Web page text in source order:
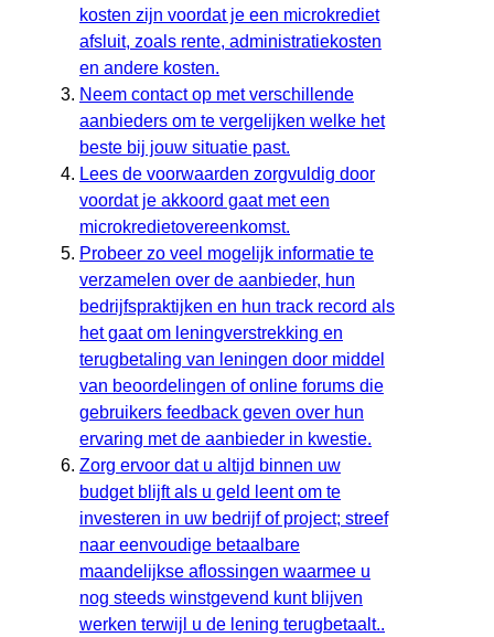
kosten zijn voordat je een microkrediet
afsluit, zoals rente, administratiekosten
en andere kosten.
Neem contact op met verschillende
aanbieders om te vergelijken welke het
beste bij jouw situatie past.
Lees de voorwaarden zorgvuldig door
voordat je akkoord gaat met een
microkredietovereenkomst.
Probeer zo veel mogelijk informatie te
verzamelen over de aanbieder, hun
bedrijfspraktijken en hun track record als
het gaat om leningverstrekking en
terugbetaling van leningen door middel
van beoordelingen of online forums die
gebruikers feedback geven over hun
ervaring met de aanbieder in kwestie.
Zorg ervoor dat u altijd binnen uw
budget blijft als u geld leent om te
investeren in uw bedrijf of project; streef
naar eenvoudige betaalbare
maandelijkse aflossingen waarmee u
nog steeds winstgevend kunt blijven
werken terwijl u de lening terugbetaalt..